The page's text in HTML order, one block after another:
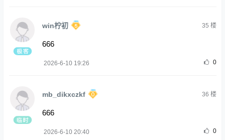
win柠初 35 楼
666
2026-6-10 19:26 0
mb_dikxczkf 36 楼
666
2026-6-10 20:40 0